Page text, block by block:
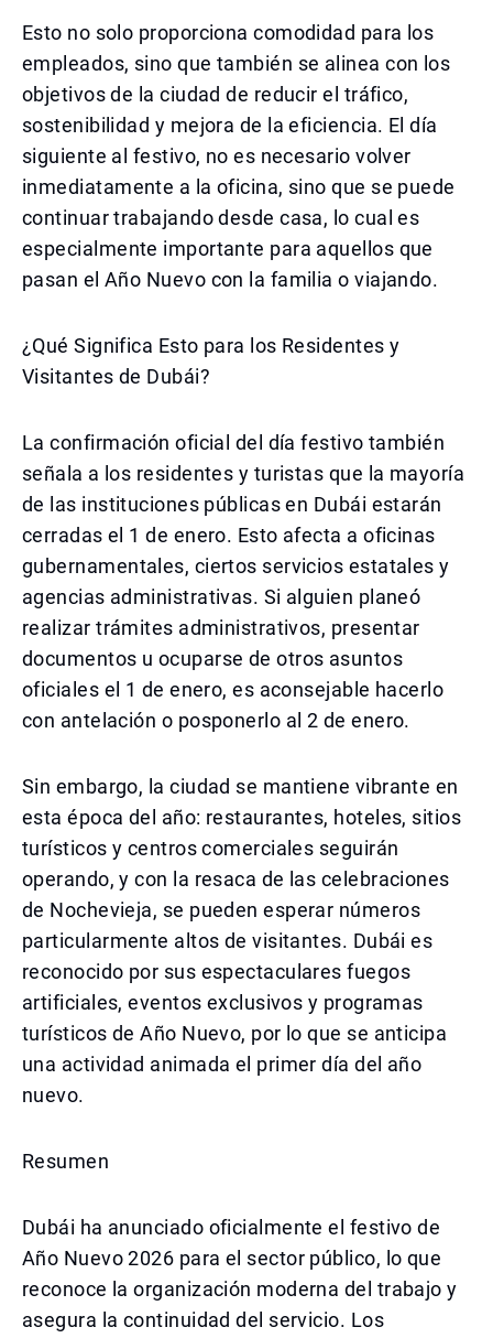
Esto no solo proporciona comodidad para los
empleados, sino que también se alinea con los
objetivos de la ciudad de reducir el tráfico,
sostenibilidad y mejora de la eficiencia. El día
siguiente al festivo, no es necesario volver
inmediatamente a la oficina, sino que se puede
continuar trabajando desde casa, lo cual es
especialmente importante para aquellos que
pasan el Año Nuevo con la familia o viajando.
¿Qué Significa Esto para los Residentes y
Visitantes de Dubái?
La confirmación oficial del día festivo también
señala a los residentes y turistas que la mayoría
de las instituciones públicas en Dubái estarán
cerradas el 1 de enero. Esto afecta a oficinas
gubernamentales, ciertos servicios estatales y
agencias administrativas. Si alguien planeó
realizar trámites administrativos, presentar
documentos u ocuparse de otros asuntos
oficiales el 1 de enero, es aconsejable hacerlo
con antelación o posponerlo al 2 de enero.
Sin embargo, la ciudad se mantiene vibrante en
esta época del año: restaurantes, hoteles, sitios
turísticos y centros comerciales seguirán
operando, y con la resaca de las celebraciones
de Nochevieja, se pueden esperar números
particularmente altos de visitantes. Dubái es
reconocido por sus espectaculares fuegos
artificiales, eventos exclusivos y programas
turísticos de Año Nuevo, por lo que se anticipa
una actividad animada el primer día del año
nuevo.
Resumen
Dubái ha anunciado oficialmente el festivo de
Año Nuevo 2026 para el sector público, lo que
reconoce la organización moderna del trabajo y
asegura la continuidad del servicio. Los